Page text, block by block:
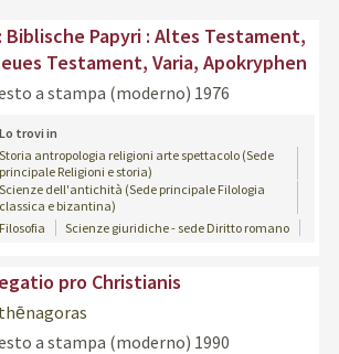
Biblische Papyri : Altes Testament,
Testament, Varia, Apokryphen
a stampa (moderno) 1976
Lo trovi in
Storia antropologia religioni arte spettacolo (Sede
principale Religioni e storia)
Scienze dell'antichità (Sede principale Filologia
classica e bizantina)
Filosofia
Scienze giuridiche - sede Diritto romano
pro Christianis
a stampa (moderno) 1990